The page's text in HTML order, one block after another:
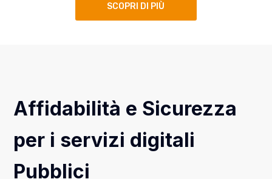
SCOPRI DI PIÙ
Affidabilità e Sicurezza
per i servizi digitali
Pubblici